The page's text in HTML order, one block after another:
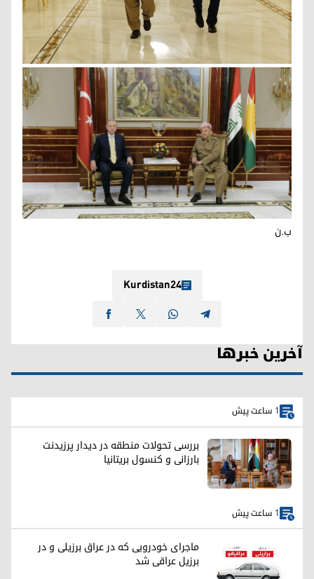
ب.ن
Kurdistan24
آخرین خبرها
1 ساعت پیش
بررسی تحولات منطقه در دیدار پرزیدنت
بارزانی و کنسول بریتانیا
1 ساعت پیش
ماجرای خودرویی که در عراق برزیلی و در
برزیل عراقی شد